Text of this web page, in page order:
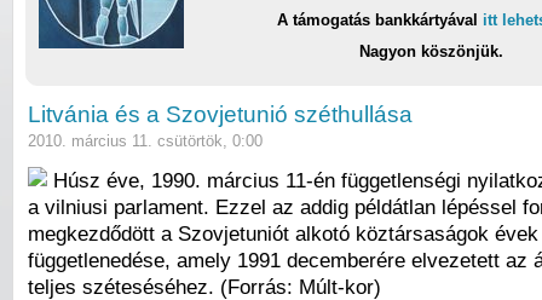
A támogatás bankkártyával itt
Nagyon köszönjük.
Litvánia és a Szovjetunió széthullása
2010. március 11. csütörtök, 0:00
Húsz éve, 1990. március 11-én függetlenségi
a vilniusi parlament. Ezzel az addig példátlan lépéssel
megkezdődött a Szovjetuniót alkotó köztársaságok
függetlenedése, amely 1991 decemberére elvezetett az
teljes széteséséhez. (Forrás: Múlt-kor)